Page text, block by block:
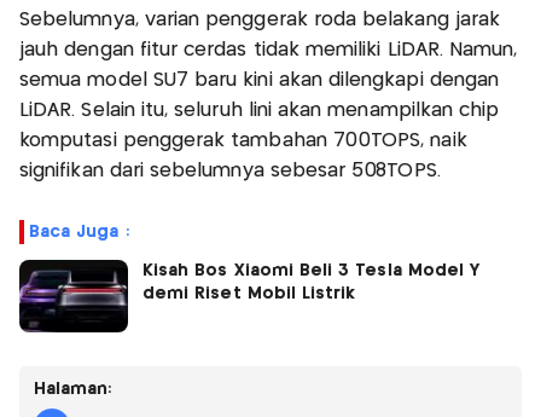
Sebelumnya, varian penggerak roda belakang jarak
jauh dengan fitur cerdas tidak memiliki LiDAR. Namun,
semua model SU7 baru kini akan dilengkapi dengan
LiDAR. Selain itu, seluruh lini akan menampilkan chip
komputasi penggerak tambahan 700TOPS, naik
signifikan dari sebelumnya sebesar 508TOPS.
Baca Juga :
Kisah Bos Xiaomi Beli 3 Tesla Model Y
demi Riset Mobil Listrik
Halaman: